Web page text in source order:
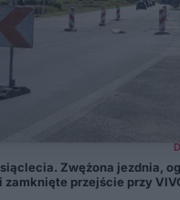
Zwężona jezdnia,
zamknięte przejście przy